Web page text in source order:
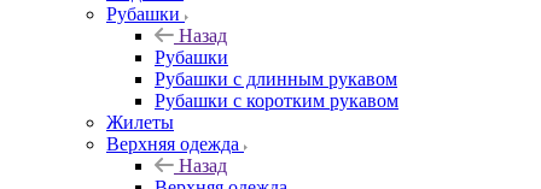
Рубашки
Назад
Рубашки
Рубашки с длинным рукавом
Рубашки с коротким рукавом
Жилеты
Верхняя одежда
Назад